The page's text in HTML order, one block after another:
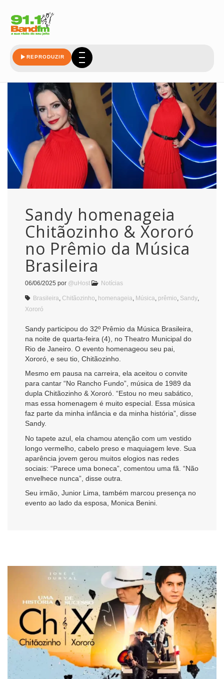
REPRODUZIR
Sandy homenageia
Chitãozinho & Xororó
no Prêmio da Música
Brasileira
06/06/2025 por @uHost Notícias
Brasileira Chitãozinho homenageia Música prêmio Sandy
Xororó
Sandy participou do 32º Prêmio da Música Brasileira,
na noite de quarta-feira (4), no Theatro Municipal do
Rio de Janeiro. O evento homenageou seu pai,
Xororó, e seu tio, Chitãozinho.
Mesmo em pausa na carreira, ela aceitou o convite
para cantar “No Rancho Fundo”, música de 1989 da
dupla Chitãozinho & Xororó. “Estou no meu sabático,
mas essa homenagem é muito especial. Essa música
faz parte da minha infância e da minha história”, disse
Sandy.
No tapete azul, ela chamou atenção com um vestido
longo vermelho, cabelo preso e maquiagem leve. Sua
aparência jovem gerou muitos elogios nas redes
sociais: “Parece uma boneca”, comentou uma fã. “Não
envelhece nunca”, disse outra.
Seu irmão, Junior Lima, também marcou presença no
evento ao lado da esposa, Monica Benini.